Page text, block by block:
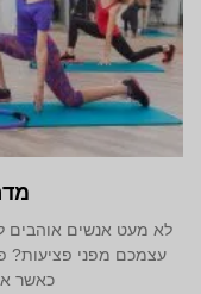
לא מעט אנשים
עצמכם מפני פציעות?
כאשר